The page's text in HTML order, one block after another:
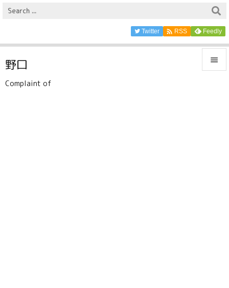

Twitter  RSS Feedly
野口
Complaint of